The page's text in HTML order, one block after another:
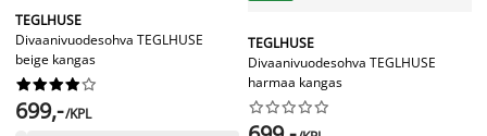
TEGLHUSE
Divaanivuodesohva TEGLHUSE
beige kangas






699,-/KPL
TEGLHUSE
Divaanivuodesohva TEGLHUSE
harmaa kangas





